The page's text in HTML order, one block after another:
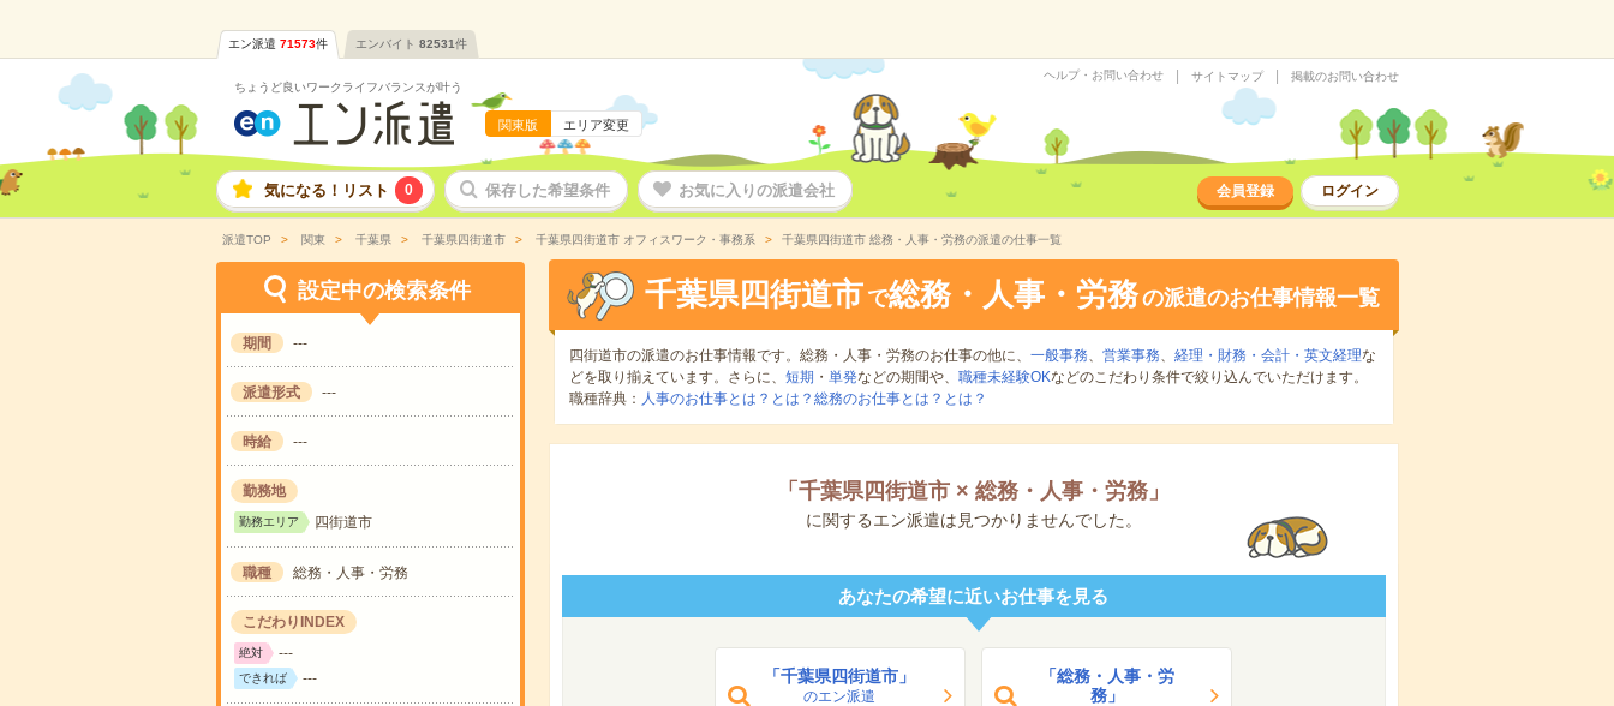
エン派遣 71573件 エンバイト 82531件
ちょうど良いワークライフバランスが叶う
関東版 エリア変更
ヘルプ・お問い合わせ サイトマップ 掲載のお問い合わせ
気になる！リスト 0 保存した希望条件 お気に入りの派遣会社 会員登録 ログイン
派遣TOP 関東 千葉県 千葉県四街道市 千葉県四街道市 オフィスワーク・事務系 千葉県四街道市 総務・人事・労務の派遣の仕事一覧
設定中の検索条件
期間 ---
派遣形式 ---
時給 ---
勤務地
勤務エリア 四街道市
職種 総務・人事・労務
こだわりINDEX
絶対 ---
できれば ---
千葉県四街道市 で総務・人事・労務の派遣のお仕事情報一覧
四街道市の派遣のお仕事情報です。総務・人事・労務のお仕事の他に、 一般事務、 営業事務、 経理・財務・会計・英文経理な
どを取り揃えています。さらに、 短期 ・ 単発などの期間や、 職種未経験OKなどのこだわり条件で絞り込んでいただけます。
職種辞典： 人事のお仕事とは？とは？ 総務のお仕事とは？とは？
「 千葉県四街道市 × 総務・人事・労務 」
に関するエン派遣は見つかりませんでした。
あなたの希望に近いお仕事を見る
「千葉県四街道市」
のエン派遣
「総務・人事・労
務」